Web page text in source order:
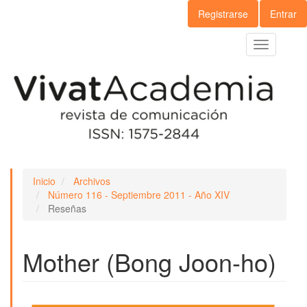
lateral
Registrarse Entrar
Toggle
navigation
Inicio
Archivos
Número 116 - Septiembre 2011 - Año XIV
Reseñas
Mother (Bong Joon-ho)